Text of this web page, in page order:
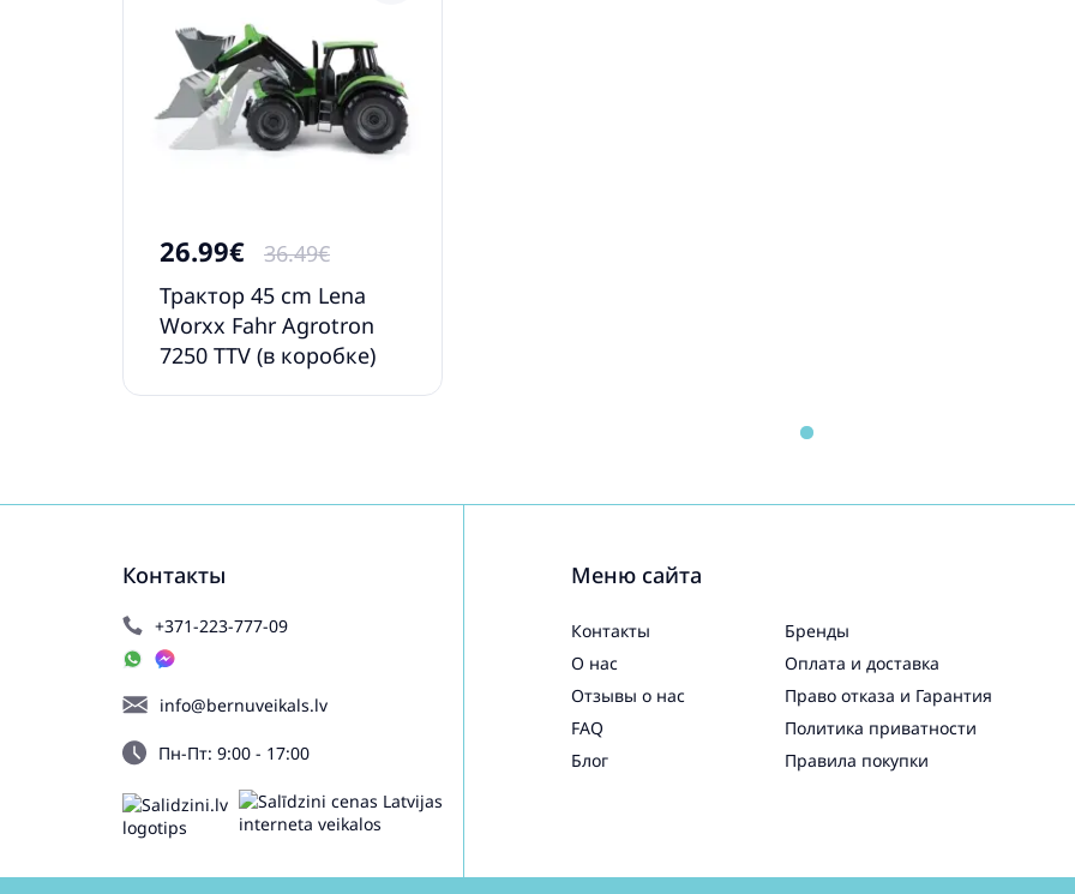
26.99€
36.49€
Трактор 45 cm Lena
Worxx Fahr Agrotron
7250 TTV (в коробке)
Контакты
+371-223-777-09
info@bernuveikals.lv
Пн-Пт: 9:00 - 17:00
Меню сайта
Контакты
О нас
Отзывы о нас
FAQ
Блог
Бренды
Оплата и доставка
Право отказа и Гарантия
Политика приватности
Правила покупки